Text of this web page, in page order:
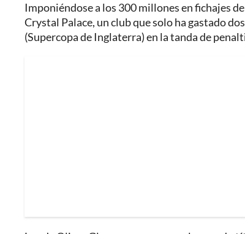
Imponiéndose a los 300 millones en fichajes
Crystal Palace, un club que solo ha gastado
(Supercopa de Inglaterra) en la tanda de